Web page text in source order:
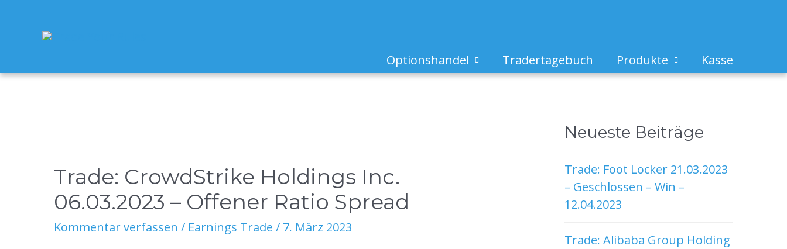
Optionshandel Tradertagebuch Produkte Kasse
Trade: CrowdStrike Holdings Inc.
06.03.2023 – Offener Ratio Spread
Kommentar verfassen / Earnings Trade / 7. März 2023
Neueste Beiträge
Trade: Foot Locker 21.03.2023
– Geschlossen – Win –
12.04.2023
Trade: Alibaba Group Holding